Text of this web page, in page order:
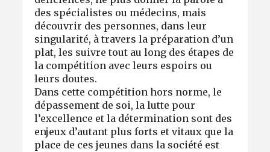
des spécialistes ou médecins, mais
découvrir des personnes, dans leur
singularité, à travers la préparation d’un
plat, les suivre tout au long des étapes de
la compétition avec leurs espoirs ou
leurs doutes.
Dans cette compétition hors norme, le
dépassement de soi, la lutte pour
l’excellence et la détermination sont des
enjeux d’autant plus forts et vitaux que la
place de ces jeunes dans la société est